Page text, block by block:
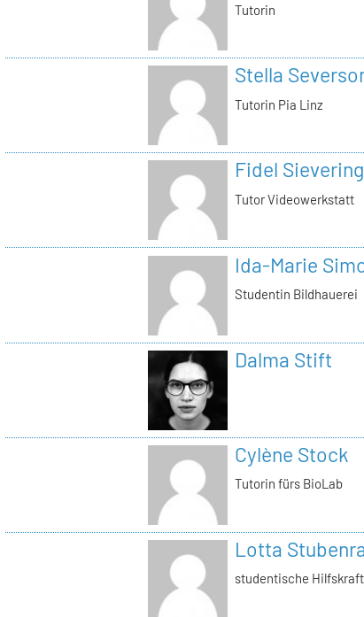
Tutorin
Stella
Tutorin Pia Linz
Fidel Sievering
Tutor Videowerkstatt
Ida-Marie
Studentin Bildhauerei
Dalma Stift
Cylène Stock
Tutorin fürs BioLab
Lotta
studentische